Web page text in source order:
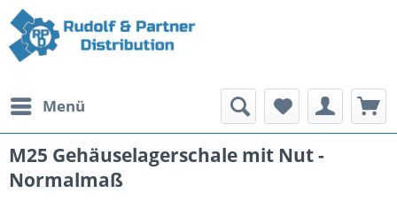
Menü
M25 Gehäuselagerschale mit Nut -
Normalmaß